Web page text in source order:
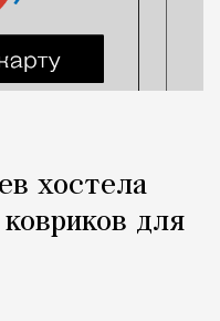
хостела
для